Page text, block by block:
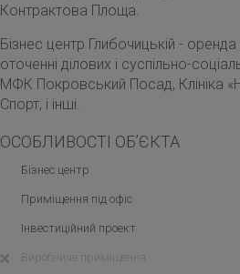
Контрактова Площа.
Бізнес центр Глибочицькій -
оточенні ділових і суспільно-
МФК Покровський Посад, Клініка
Спорт, і інші.
ОСОБЛИВОСТІ ОБ’ЄКТА
Бізнес центр
Приміщення під офіс
Інвестиційний проект
Виробниче приміщення